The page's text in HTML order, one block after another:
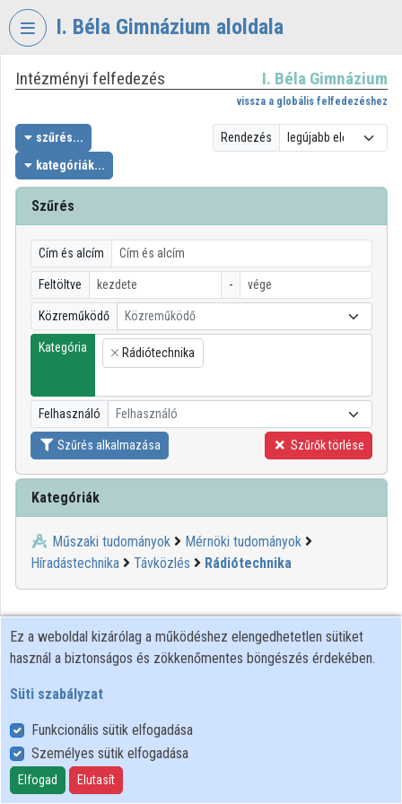
Fejléc kihagyása
I. Béla Gimnázium aloldala
VIDEOTORIUM
BÉLA
GIMNÁZIUM
Intézményi kezdőlap
Bejelentkezés
Intézményi felfedezés
Kategóriák
Intézményi listák
Intézmények
Közreműködők
Intézményi felfedezés I. Béla Gimnázium
vissza a globális felfedezéshez
szűrés...
kategóriák...
Rendezés
Szűrés
Cím és alcím
Feltöltve -
Közreműködő Közreműködő
Kategória
×
Rádiótechnika
Felhasználó Felhasználó
Szűrés alkalmazása Szűrők törlése
Kategóriák
Műszaki tudományok
Mérnöki tudományok
Híradástechnika
Távközlés Rádiótechnika
Felhasználói szabályzat
Adatkezelési tájékoztató
Süti szabályzat
Ez a weboldal kizárólag a működéshez elengedhetetlen sütiket
használ a biztonságos és zökkenőmentes böngészés érdekében.
Süti szabályzat
Funkcionális sütik elfogadása
Személyes sütik elfogadása
Elfogad Elutasít